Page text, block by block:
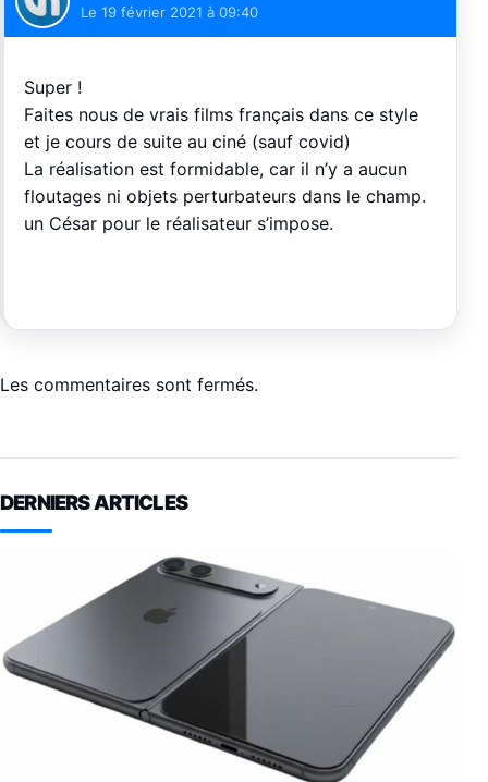
Le 19 février 2021 à 09:40
Super !
Faites nous de vrais films français dans ce style
et je cours de suite au ciné (sauf covid)
La réalisation est formidable, car il n’y a aucun
floutages ni objets perturbateurs dans le champ.
un César pour le réalisateur s’impose.
Les commentaires sont fermés.
DERNIERS ARTICLES